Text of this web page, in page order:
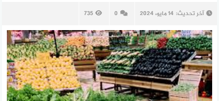
آخر تحديث: 14 مايو، 2024 0
735